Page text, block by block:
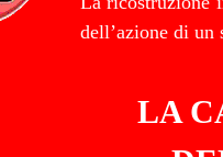
dell’azione di
LA